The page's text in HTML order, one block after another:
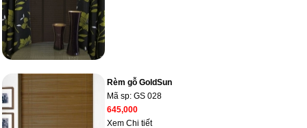
Rèm gỗ GoldSun
Mã sp: GS 028
645,000
Xem Chi tiết